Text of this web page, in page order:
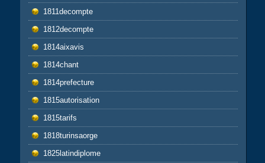
1811decompte
1812decompte
1814aixavis
1814chant
1814prefecture
1815autorisation
1815tarifs
1818turinsaorge
1825latindiplome